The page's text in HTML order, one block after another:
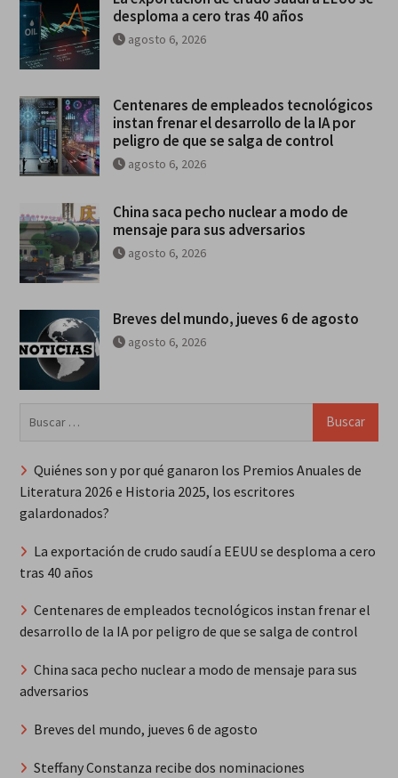
desploma a cero tras 40 años
agosto 6, 2026
Centenares de empleados tecnológicos
instan frenar el desarrollo de la IA por
peligro de que se salga de control
agosto 6, 2026
China saca pecho nuclear a modo de
mensaje para sus adversarios
agosto 6, 2026
Breves del mundo, jueves 6 de agosto
agosto 6, 2026
Quiénes son y por qué ganaron los Premios Anuales de
Literatura 2026 e Historia 2025, los escritores
galardonados?
La exportación de crudo saudí a EEUU se desploma a cero
tras 40 años
Centenares de empleados tecnológicos instan frenar el
desarrollo de la IA por peligro de que se salga de control
China saca pecho nuclear a modo de mensaje para sus
adversarios
Breves del mundo, jueves 6 de agosto
Steffany Constanza recibe dos nominaciones